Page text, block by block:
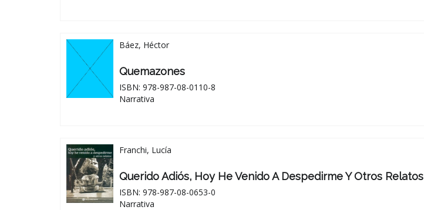
Báez, Héctor
Quemazones
ISBN: 978-987-08-0110-8
Narrativa
Franchi, Lucía
Querido Adiós, Hoy He Venido A Despedirme Y Otros Relatos
ISBN: 978-987-08-0653-0
Narrativa